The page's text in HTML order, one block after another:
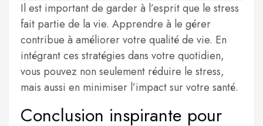
Il est important de garder à l’esprit que le stress
fait partie de la vie. Apprendre à le gérer
contribue à améliorer votre qualité de vie. En
intégrant ces stratégies dans votre quotidien,
vous pouvez non seulement réduire le stress,
mais aussi en minimiser l’impact sur votre santé.
Conclusion inspirante pour